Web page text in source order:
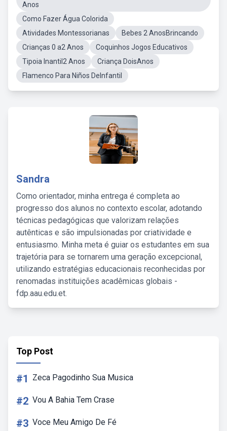
Anos
Como Fazer Água Colorida
Atividades Montessorianas
Bebes 2 AnosBrincando
Crianças 0 a2 Anos
Coquinhos Jogos Educativos
Tipoia Inantil2 Anos
Criança DoisAnos
Flamenco Para Niños DeInfantil
Sandra
Como orientador, minha entrega é completa ao
progresso dos alunos no contexto escolar, adotando
técnicas pedagógicas que valorizam relações
autênticas e são impulsionadas por criatividade e
entusiasmo. Minha meta é guiar os estudantes em sua
trajetória para se tornarem uma geração excepcional,
utilizando estratégias educacionais reconhecidas por
renomadas instituições acadêmicas globais -
fdp.aau.edu.et.
Top Post
#1 Zeca Pagodinho Sua Musica
#2 Vou A Bahia Tem Crase
#3 Voce Meu Amigo De Fé